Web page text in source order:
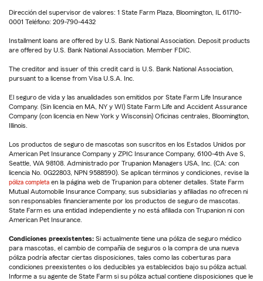
Dirección del supervisor de valores: 1 State Farm Plaza, Bloomington, IL 61710-
0001 Teléfono: 209-790-4432
Installment loans are offered by U.S. Bank National Association. Deposit products
are offered by U.S. Bank National Association. Member FDIC.
The creditor and issuer of this credit card is U.S. Bank National Association,
pursuant to a license from Visa U.S.A. Inc.
El seguro de vida y las anualidades son emitidos por State Farm Life Insurance
Company. (Sin licencia en MA, NY y WI) State Farm Life and Accident Assurance
Company (con licencia en New York y Wisconsin) Oficinas centrales, Bloomington,
Illinois.
Los productos de seguro de mascotas son suscritos en los Estados Unidos por
American Pet Insurance Company y ZPIC Insurance Company, 6100-4th Ave S,
Seattle, WA 98108. Administrado por Trupanion Managers USA, Inc. (CA: con
licencia No. 0G22803, NPN 9588590). Se aplican términos y condiciones, revise la
póliza completa en la página web de Trupanion para obtener detalles. State Farm
Mutual Automobile Insurance Company, sus subsidiarias y afiliadas no ofrecen ni
son responsables financieramente por los productos de seguro de mascotas.
State Farm es una entidad independiente y no está afiliada con Trupanion ni con
American Pet Insurance.
Condiciones preexistentes: Si actualmente tiene una póliza de seguro médico
para mascotas, el cambio de compañía de seguros o la compra de una nueva
póliza podría afectar ciertas disposiciones, tales como las coberturas para
condiciones preexistentes o los deducibles ya establecidos bajo su póliza actual.
Informe a su agente de State Farm si su póliza actual contiene disposiciones que le